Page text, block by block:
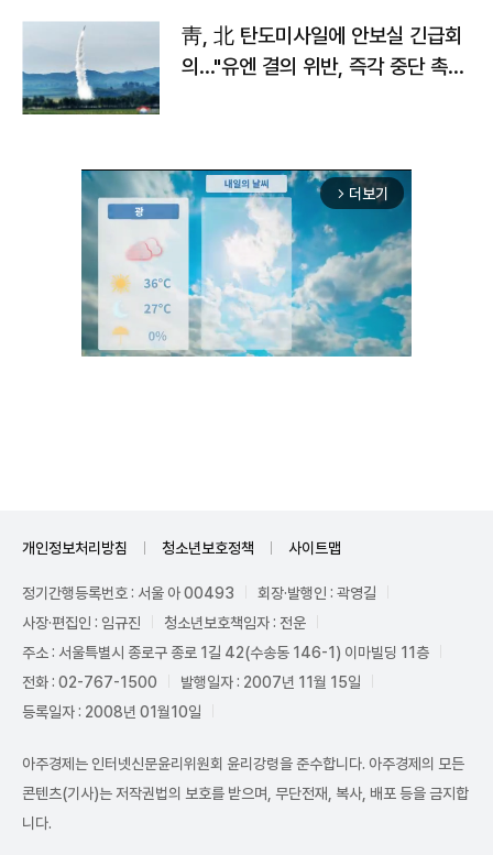
靑, 北 탄도미사일에 안보실 긴급회
의…"유엔 결의 위반, 즉각 중단 촉
arrow_forward_ios 더보기
개인정보처리방침 청소년보호정책 사이트맵
정기간행등록번호 : 서울 아 00493
회장·발행인 : 곽영길
사장·편집인 : 임규진
청소년보호책임자 : 전운
주소 : 서울특별시 종로구 종로 1길 42(수송동 146-1) 이마빌딩 11층
전화 : 02-767-1500
발행일자 : 2007년 11월 15일
등록일자 : 2008년 01월10일
아주경제는 인터넷신문윤리위원회 윤리강령을 준수합니다. 아주경제의 모든
콘텐츠(기사)는 저작권법의 보호를 받으며, 무단전재, 복사, 배포 등을 금지합
니다.